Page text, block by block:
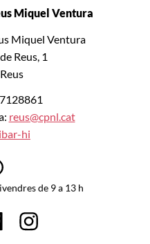
Miquel Ventura
Miquel Ventura
Reus, 1
reus@cpnl.cat
hi
de 9 a 13 h